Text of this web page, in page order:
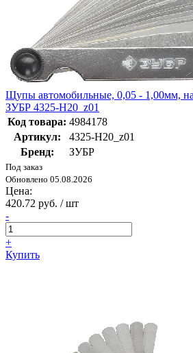
Щупы автомобильные, 0,05 - 1,00мм,
ЗУБР 4325-H20_z01
Код товара: 4984178
Артикул:
4325-H20_z01
Бренд:
ЗУБР
Под заказ
Обновлено 05.08.2026
Цена:
420.72 руб. / шт
-
+
Купить